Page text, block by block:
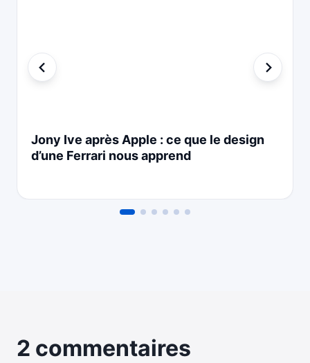
Jony Ive après Apple : ce que le design
d’une Ferrari nous apprend
2 commentaires